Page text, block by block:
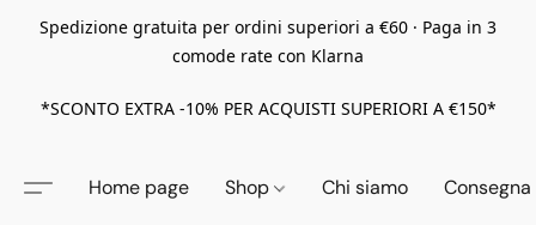
Spedizione gratuita per ordini superiori a €60 · Paga in 3
comode rate con Klarna
*SCONTO EXTRA -10% PER ACQUISTI SUPERIORI A €150*
Home page Shop Chi siamo Consegna